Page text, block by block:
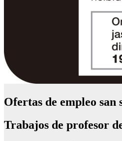
Ofertas de empleo san
Trabajos de profesor